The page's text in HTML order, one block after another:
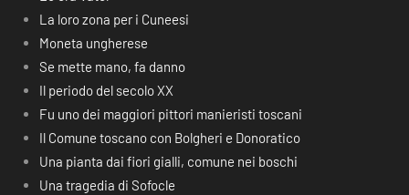
La loro zona per i Cuneesi
Moneta ungherese
Se mette mano, fa danno
Il periodo del secolo XX
Fu uno dei maggiori pittori manieristi toscani
Il Comune toscano con Bolgheri e Donoratico
Una pianta dai fiori gialli, comune nei boschi
Una tragedia di Sofocle